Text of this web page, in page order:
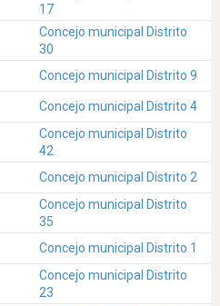
17
Concejo municipal Distrito
30
Concejo municipal Distrito 9
Concejo municipal Distrito 4
Concejo municipal Distrito
42
Concejo municipal Distrito 2
Concejo municipal Distrito
35
Concejo municipal Distrito 1
Concejo municipal Distrito
23